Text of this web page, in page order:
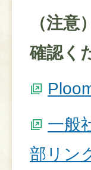
（注
確認く
一般
部リン